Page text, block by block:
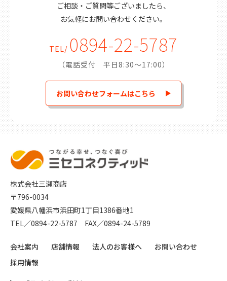
ご相談・ご質問等ございましたら、
お気軽にお問い合わせください。
TEL/ 0894-22-5787
（電話受付 平日8:30～17:00）
お問い合わせフォームはこちら
株式会社三瀬商店
〒796-0034
愛媛県八幡浜市浜田町1丁目1386番地1
TEL／0894-22-5787 FAX／0894-24-5789
会社案内 店舗情報 法人のお客様へ
お問い合わせ
採用情報